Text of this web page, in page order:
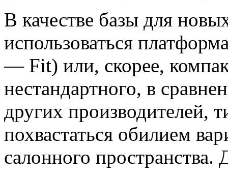
В качестве базы для
использоваться
— Fit) или, скорее,
нестандартного, в
других производителей,
похвастаться обилием
салонного